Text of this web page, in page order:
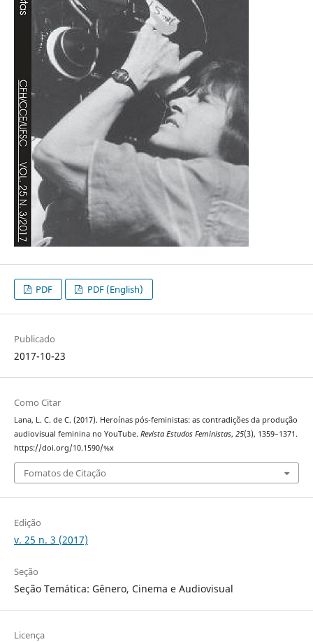
PDF PDF (English)
Publicado
2017-10-23
Como Citar
Lana, L. C. de C. (2017). Heroínas pós-feministas: as contradições da produção
audiovisual feminina no YouTube. Revista Estudos Feministas, 25(3), 1359–1371.
https://doi.org/10.1590/%x
Fomatos de Citação
Edição
v. 25 n. 3 (2017)
Seção
Seção Temática: Gênero, Cinema e Audiovisual
Licença